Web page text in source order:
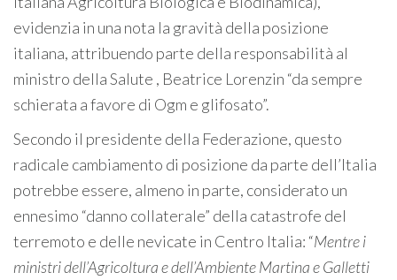
evidenzia in una nota la gravità della posizione
italiana, attribuendo parte della responsabilità al
ministro della Salute , Beatrice Lorenzin “da sempre
schierata a favore di Ogm e glifosato”.
Secondo il presidente della Federazione, questo
radicale cambiamento di posizione da parte dell’Italia
potrebbe essere, almeno in parte, considerato un
ennesimo “danno collaterale” della catastrofe del
terremoto e delle nevicate in Centro Italia: “Mentre i
ministri dell’Agricoltura e dell’Ambiente Martina e Galletti